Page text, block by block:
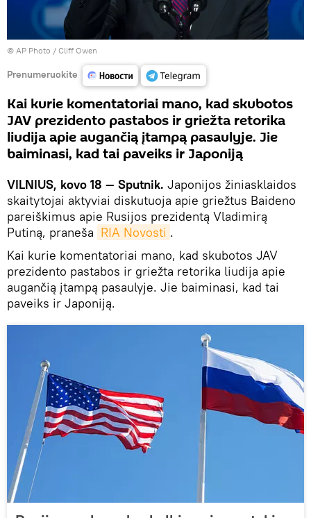
© AP Photo / Cliff Owen
Prenumeruokite
Kai kurie komentatoriai mano, kad skubotos
JAV prezidento pastabos ir griežta retorika
liudija apie augančią įtampą pasaulyje. Jie
baiminasi, kad tai paveiks ir Japoniją
VILNIUS, kovo 18 — Sputnik. Japonijos žiniasklaidos
skaitytojai aktyviai diskutuoja apie griežtus Baideno
pareiškimus apie Rusijos prezidentą Vladimirą
Putiną, praneša RIA Novosti .
Kai kurie komentatoriai mano, kad skubotos JAV
prezidento pastabos ir griežta retorika liudija apie
augančią įtampą pasaulyje. Jie baiminasi, kad tai
paveiks ir Japoniją.